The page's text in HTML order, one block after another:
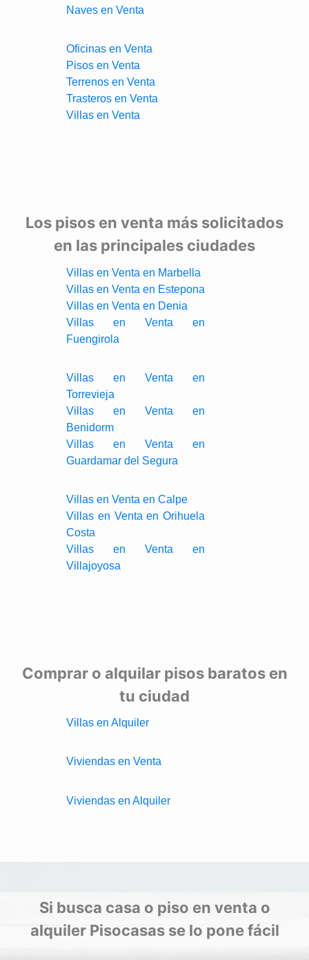
Naves en Venta
Oficinas en Venta
Pisos en Venta
Terrenos en Venta
Trasteros en Venta
Villas en Venta
Los pisos en venta más solicitados
en las principales ciudades
Villas en Venta en Marbella
Villas en Venta en Estepona
Villas en Venta en Denia
Villas en Venta en
Fuengirola
Villas en Venta en
Torrevieja
Villas en Venta en
Benidorm
Villas en Venta en
Guardamar del Segura
Villas en Venta en Calpe
Villas en Venta en Orihuela
Costa
Villas en Venta en
Villajoyosa
Comprar o alquilar pisos baratos en
tu ciudad
Villas en Alquiler
Viviendas en Venta
Viviendas en Alquiler
Si busca casa o piso en venta o
alquiler Pisocasas se lo pone fácil